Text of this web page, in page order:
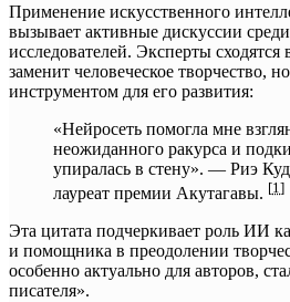
Применение искусственного
вызывает активные дискуссии
исследователей. Эксперты
заменит человеческое творчество,
инструментом для его развития:
«Нейросеть помогла мне
неожиданного ракурса и
упиралась в стену». — Риэ
лауреат премии Акутагавы. [1 ]
Эта цитата подчеркивает роль ИИ
и помощника в преодолении
особенно актуально для авторов,
писателя».